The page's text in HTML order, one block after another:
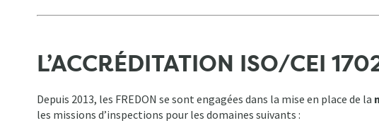
L’ACCRÉDITATION ISO/CEI
Depuis 2013, les FREDON se sont engagées dans la mise en place de la
les missions d’inspections pour les domaines suivants :